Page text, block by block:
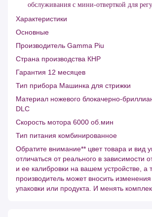
обслуживания с мини-отверткой для
Характеристики
Основные
Производитель Gamma Piu
Страна производства КНР
Гарантия 12 месяцев
Тип прибора Машинка для стрижки
Материал ножевого блокачерно-
DLC
Скорость мотора 6000 об.мин
Тип питания комбинированное
Обратите внимание** цвет товара и вид
отличаться от реального в зависимости
и ее калибровки на вашем устройстве, а
производитель может вносить
упаковки или продукта. И менять